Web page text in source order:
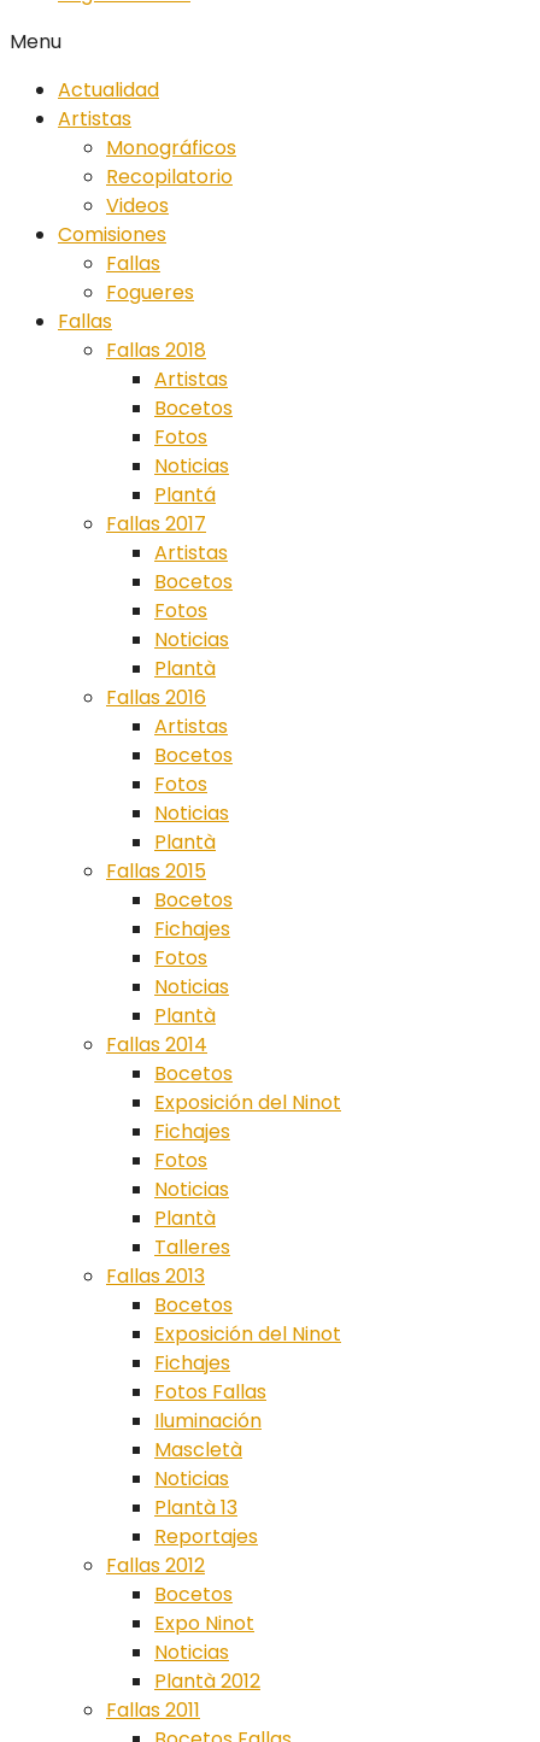
Menu
Actualidad
Artistas
Monográficos
Recopilatorio
Videos
Comisiones
Fallas
Fogueres
Fallas
Fallas 2018
Artistas
Bocetos
Fotos
Noticias
Plantá
Fallas 2017
Artistas
Bocetos
Fotos
Noticias
Plantà
Fallas 2016
Artistas
Bocetos
Fotos
Noticias
Plantà
Fallas 2015
Bocetos
Fichajes
Fotos
Noticias
Plantà
Fallas 2014
Bocetos
Exposición del Ninot
Fichajes
Fotos
Noticias
Plantà
Talleres
Fallas 2013
Bocetos
Exposición del Ninot
Fichajes
Fotos Fallas
Iluminación
Mascletà
Noticias
Plantà 13
Reportajes
Fallas 2012
Bocetos
Expo Ninot
Noticias
Plantà 2012
Fallas 2011